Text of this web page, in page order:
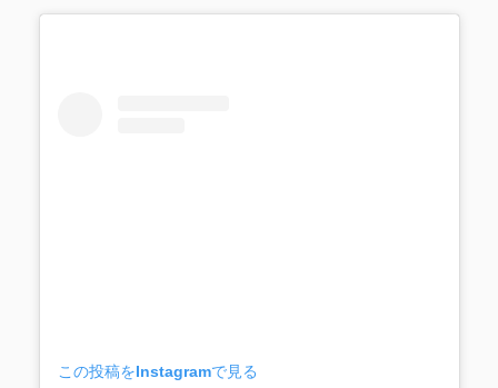
この投稿をInstagramで見る